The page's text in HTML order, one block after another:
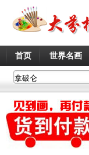
首页 世界名画